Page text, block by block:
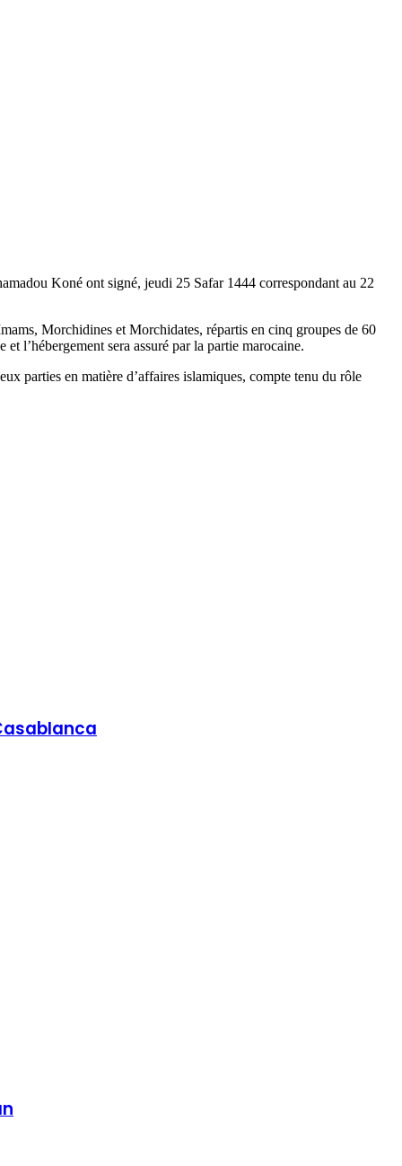
Koné ont signé, jeudi 25 Safar 1444 correspondant au 22
Morchidines et Morchidates, répartis en cinq groupes de 60
l’hébergement sera assuré par la partie marocaine.
parties en matière d’affaires islamiques, compte tenu du rôle